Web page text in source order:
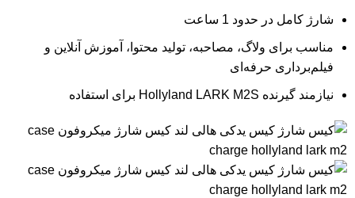
شارژ کامل در حدود 1 ساعت
مناسب برای ولاگ، مصاحبه، تولید محتوا، آموزش آنلاین و
فیلم‌برداری حرفه‌ای
نیازمند گیرنده Hollyland LARK M2S برای استفاده